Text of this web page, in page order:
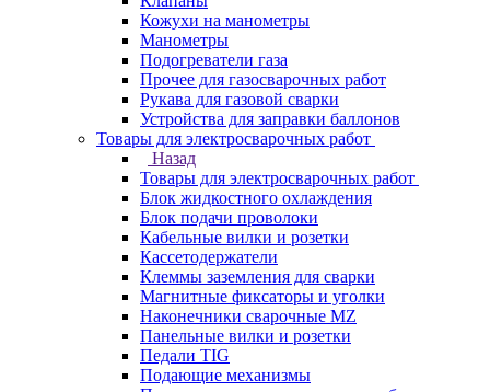
Кожухи на манометры
Манометры
Подогреватели газа
Прочее для газосварочных работ
Рукава для газовой сварки
Устройства для заправки баллонов
Товары для электросварочных работ
Назад
Товары для электросварочных работ
Блок жидкостного охлаждения
Блок подачи проволоки
Кабельные вилки и розетки
Кассетодержатели
Клеммы заземления для сварки
Магнитные фиксаторы и уголки
Наконечники сварочные MZ
Панельные вилки и розетки
Педали TIG
Подающие механизмы